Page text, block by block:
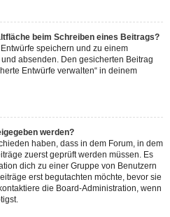
beim Schreiben eines Beitrags?
speichern und zu einem
absenden. Den gesicherten Beitrag
Entwürfe verwalten“ in deinem
werden?
haben, dass in dem Forum, in dem
zuerst geprüft werden müssen. Es
dich zu einer Gruppe von Benutzern
erst begutachten möchte, bevor sie
die Board-Administration, wenn